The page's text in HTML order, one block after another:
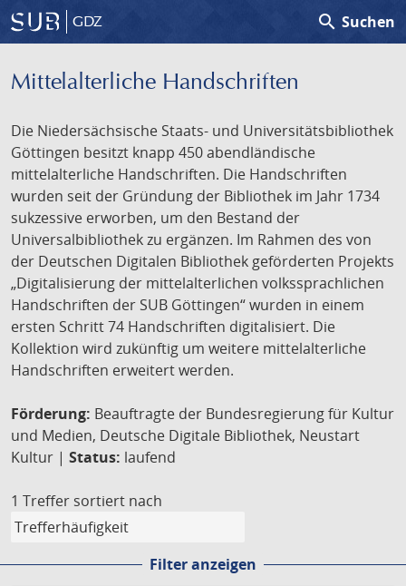
GDZ search Suchen
Mittelalterliche Handschriften
Die Niedersächsische Staats- und Universitätsbibliothek
Göttingen besitzt knapp 450 abendländische
mittelalterliche Handschriften. Die Handschriften
wurden seit der Gründung der Bibliothek im Jahr 1734
sukzessive erworben, um den Bestand der
Universalbibliothek zu ergänzen. Im Rahmen des von
der Deutschen Digitalen Bibliothek geförderten Projekts
„Digitalisierung der mittelalterlichen volkssprachlichen
Handschriften der SUB Göttingen“ wurden in einem
ersten Schritt 74 Handschriften digitalisiert. Die
Kollektion wird zukünftig um weitere mittelalterliche
Handschriften erweitert werden.
Förderung: Beauftragte der Bundesregierung für Kultur
und Medien, Deutsche Digitale Bibliothek, Neustart
Kultur | Status: laufend
1 Treffer sortiert nach
Filter anzeigen